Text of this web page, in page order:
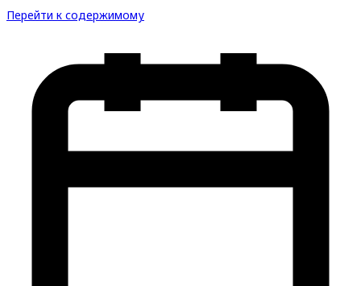
Перейти к содержимому